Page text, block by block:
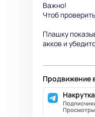
Важно!
Чтоб
Плашку
акков и
Продвижение